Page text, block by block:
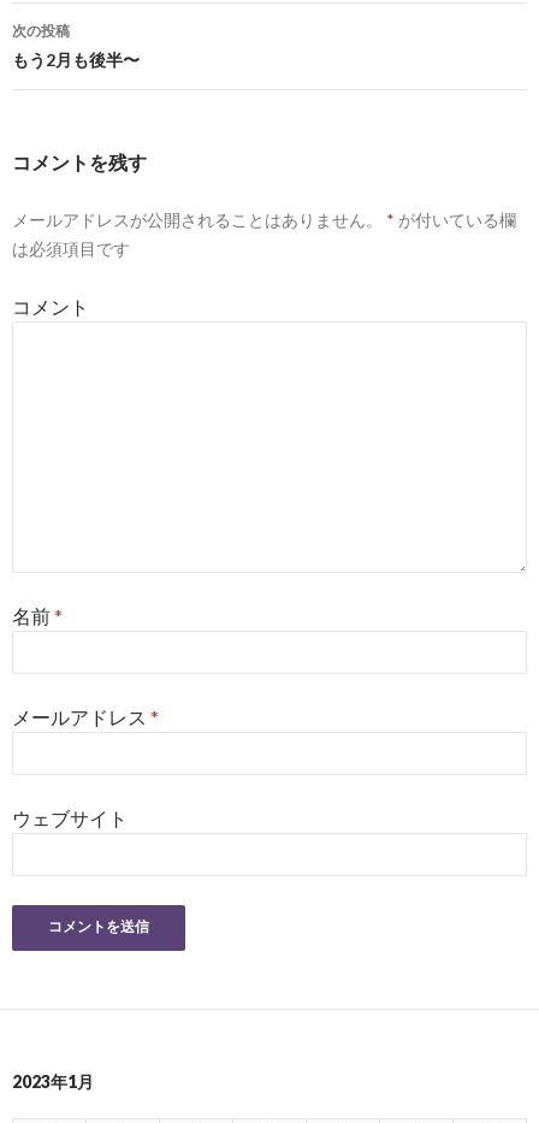
次の投稿
もう2月も後半〜
コメントを残す
メールアドレスが公開されることはありません。 * が付いている欄
は必須項目です
コメント
名前*
メールアドレス *
ウェブサイト
2023年1月